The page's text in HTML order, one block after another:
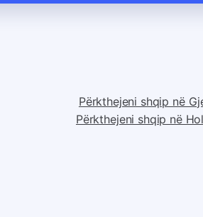
Përkthejeni shqip në
Përkthejeni shqip në